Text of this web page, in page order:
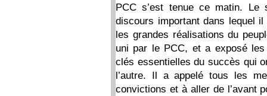
PCC s’est tenue ce matin. Le
discours important dans lequel
les grandes réalisations du
uni par le PCC, et a exposé
clés essentielles du succès qui
l’autre. Il a appelé tous les
convictions et à aller de l’avant